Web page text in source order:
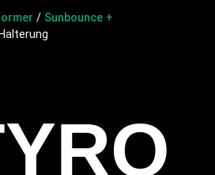
/ Sunbounce +